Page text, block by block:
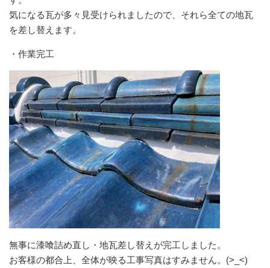
気になる瓦が多々見受けられましたので、それら全ての地瓦
を差し替えます。
・作業完工
無事に漆喰詰め直し・地瓦差し替えが完工しました。
お客様の都合上、全体が映る工事写真はすみません。(>_<)